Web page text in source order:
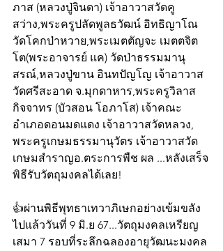
ภาส (หลวงปู่จินดา) เจ้าอาวาสวัดคู
สว่าง,พระครูปลัดพูลธวัฒน์ อิทธิญาโณ
วัดโคกป่าหวาย,พระเมตตัญจะ เมตตจิต
โต(พระอาจารย์ แค) วัดป่าธรรมมานุ
สรณ์,หลวงปู่ขาน อินทปัญโญ เจ้าอาวาส
วัดศรีสะอาด จ.มุกดาหาร,พระครูวิลาส
กิจจาทร (บัวสอน โอภาโส) เจ้าคณะ
อำเภอดอนมดแดง เจ้าอาวาสวัดหลวง,
พระครูเกษมธรรมานุวัตร เจ้าอาวาสวัด
เกษมสำราญอ.ตระการพืช ผล ...หลังเสร็จ
พิธีรับวัตถุมงคลได้เลย!
👍ผ่านพิธีพุทธาเทวาภิเษกอย่างเข้มขลัง
ไปแล้ววันที่ 9 มิ.ย 67...วัตถุมงคลเหรียญ
เสมา 7 รอบที่ระลึกฉลองอายุวัฒนะมงคล